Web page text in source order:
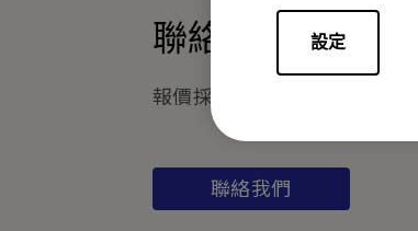
設定
聯絡我們
報價採購 · 技術諮詢 · 售後服務
聯絡我們